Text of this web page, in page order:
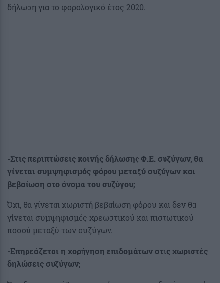
δήλωση για το φορολογικό έτος 2020.
-Στις περιπτώσεις κοινής δήλωσης Φ.Ε. συζύγων, θα
γίνεται συμψηφισμός φόρου μεταξύ συζύγων και
βεβαίωση στο όνομα του συζύγου;
Όχι, θα γίνεται χωριστή βεβαίωση φόρου και δεν θα
γίνεται συμψηφισμός χρεωστικού και πιστωτικού
ποσού μεταξύ των συζύγων.
-Επηρεάζεται η χορήγηση επιδομάτων στις χωριστές
δηλώσεις συζύγων;